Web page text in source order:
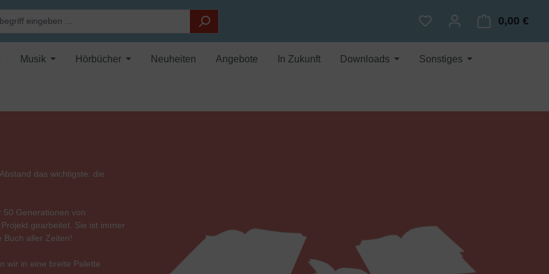
Du hast 0 Produkte auf
0,00 €
Musik Hörbücher Neuheiten Angebote In Zukunft Downloads Sonstiges
das wichtigste: die
50 Generationen von
gearbeitet. Sie ist immer
Buch aller Zeiten!
wir in eine breite Palette